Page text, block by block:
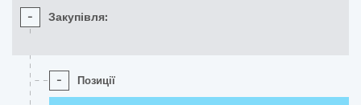
- Закупівля:
- Позиції